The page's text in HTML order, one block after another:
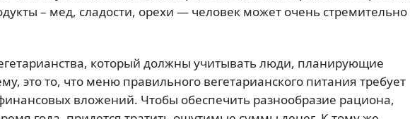
– мед, сладости, орехи — человек может очень стремительно
который должны учитывать люди, планирующие
это то, что меню правильного вегетарианского питания требует
вложений. Чтобы обеспечить разнообразие рациона,